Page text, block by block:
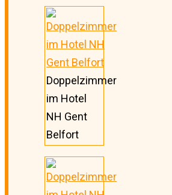
Doppelzimmer
im Hotel
NH Gent
Belfort